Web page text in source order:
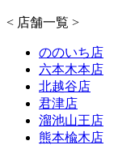
< 店舗一覧 >
ののいち店
六本木本店
北越谷店
君津店
溜池山王店
熊本楡木店